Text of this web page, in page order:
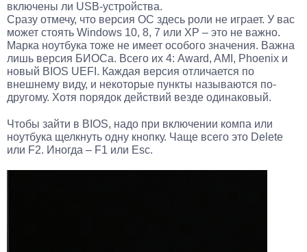
включены ли USB-устройства.
Сразу отмечу, что версия ОС здесь роли не играет. У вас
может стоять Windows 10, 8, 7 или XP – это не важно.
Марка ноутбука тоже не имеет особого значения. Важна
лишь версия БИОСа. Всего их 4: Award, AMI, Phoenix и
новый BIOS UEFI. Каждая версия отличается по
внешнему виду, и некоторые пункты называются по-
другому. Хотя порядок действий везде одинаковый.
Чтобы зайти в BIOS, надо при включении компа или
ноутбука щелкнуть одну кнопку. Чаще всего это Delete
или F2. Иногда – F1 или Esc.